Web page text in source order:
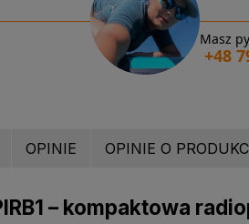
Masz
+48
OPINIE OPINIE O
– kompaktowa